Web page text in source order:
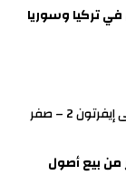
تركيا وسوريا
2 – صفر
مليون دولار من بيع أصول